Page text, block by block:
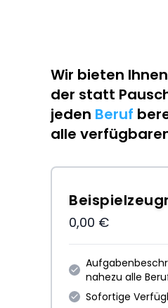
Wir bieten
der statt
jeden Beruf
alle
0,00 €
nahezu alle
Sofortige